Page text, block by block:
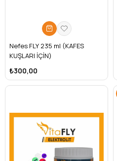
Nefes FLY 235 ml (KAFES
KUŞLARI İÇİN)
₺300,00